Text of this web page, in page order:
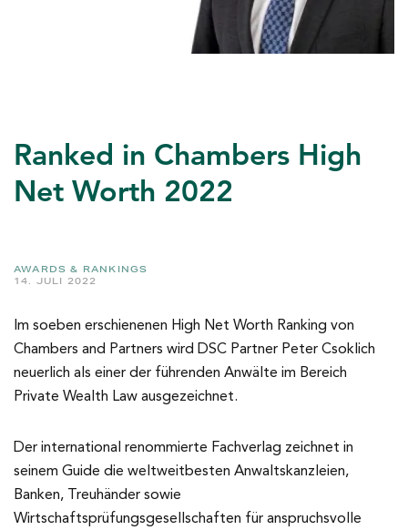
Ranked in Chambers High
Net Worth 2022
AWARDS & RANKINGS
14. JULI 2022
Im soeben erschienenen High Net Worth Ranking von
Chambers and Partners wird DSC Partner Peter Csoklich
neuerlich als einer der führenden Anwälte im Bereich
Private Wealth Law ausgezeichnet.
Der international renommierte Fachverlag zeichnet in
seinem Guide die weltweitbesten Anwaltskanzleien,
Banken, Treuhänder sowie
Wirtschaftsprüfungsgesellschaften für anspruchsvolle